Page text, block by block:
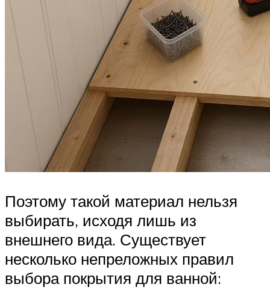
Поэтому такой материал нельзя
выбирать, исходя лишь из
внешнего вида. Существует
несколько непреложных правил
выбора покрытия для ванной: